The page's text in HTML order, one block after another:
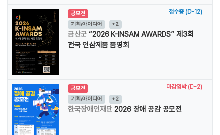
공모전
접수중 (D-12)
기획/아이디어
+2
금산군 “2026 K-INSAM AWARDS” 제3회
전국 인삼제품 품평회
공모전
마감임박 (D-2)
기획/아이디어
+2
한국장애인재단 2026 장애 공감 공모전